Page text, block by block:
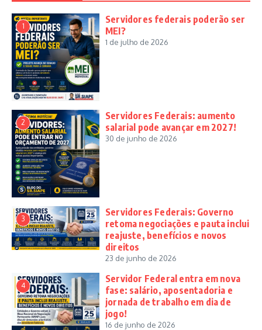
1
Servidores federais poderão ser
MEI?
1 de julho de 2026
2
Servidores Federais: aumento
salarial pode avançar em 2027!
30 de junho de 2026
3
Servidores Federais: Governo
retoma negociações e pauta inclui
reajuste, benefícios e novos
direitos
23 de junho de 2026
4
Servidor Federal entra em nova
fase: salário, aposentadoria e
jornada de trabalho em dia de
jogo!
16 de junho de 2026